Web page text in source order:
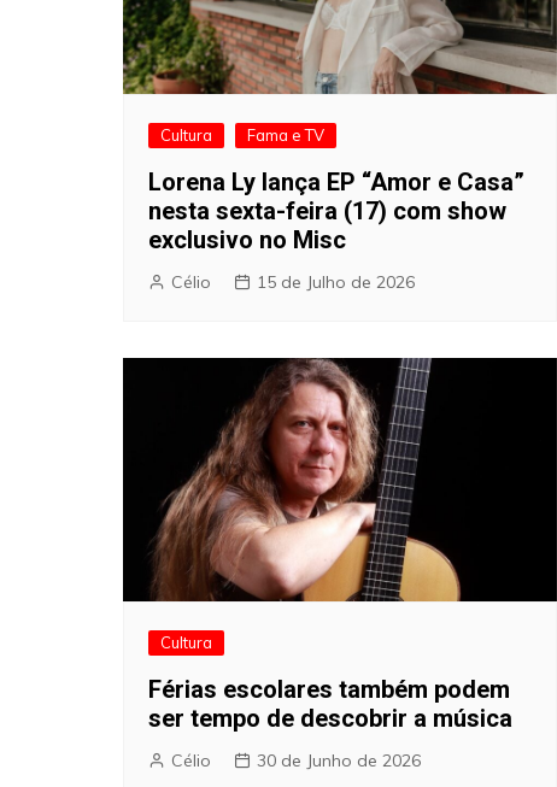
Cultura Fama e TV
Lorena Ly lança EP “Amor e Casa”
nesta sexta-feira (17) com show
exclusivo no Misc
Célio 15 de Julho de 2026
Cultura
Férias escolares também podem
ser tempo de descobrir a música
Célio 30 de Junho de 2026